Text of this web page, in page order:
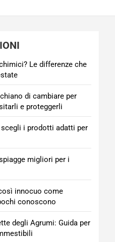
Le differenze che
di cambiare per
e proteggerli
i prodotti adatti per
migliori per i
innocuo come
conoscono
degli Agrumi: Guida per